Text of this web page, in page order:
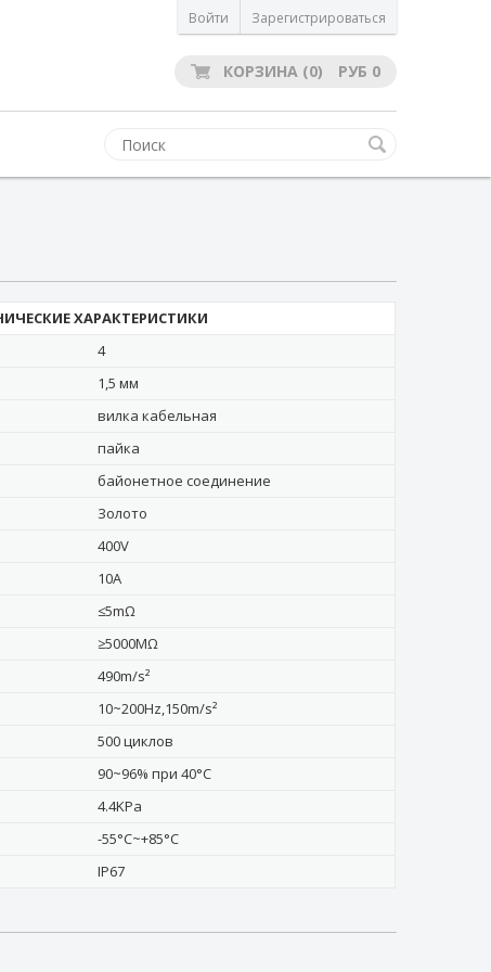
Войти Зарегистрироваться
КОРЗИНА (0) РУБ 0
ХАРАКТЕРИСТИКИ
4
1,5 мм
вилка кабельная
пайка
байонетное соединение
Золото
400V
10A
≤5mΩ
≥5000MΩ
490m/s²
10~200Hz,150m/s²
500 циклов
90~96% при 40°C
4.4KPa
-55°C~+85°C
IP67